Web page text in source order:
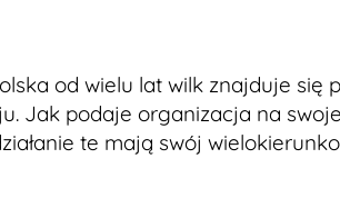
od wielu lat wilk znajduje się
Jak podaje organizacja na
te mają swój